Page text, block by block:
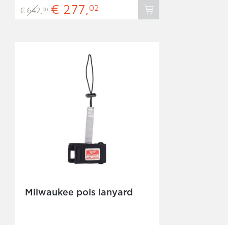
€ 642,00 € 277,02
Milwaukee pols lanyard